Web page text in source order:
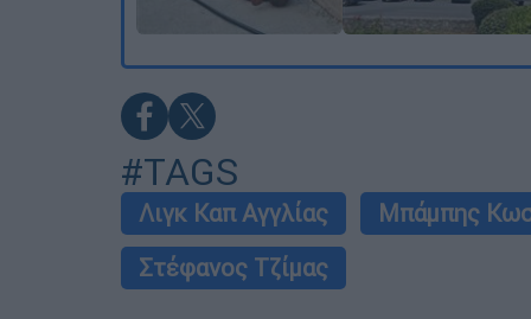
#TAGS
Λιγκ Καπ Αγγλίας Μπάμπης
Στέφανος Τζίμας